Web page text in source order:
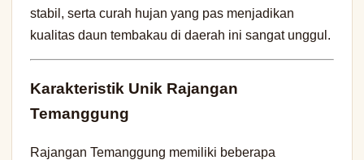
stabil, serta curah hujan yang pas menjadikan
kualitas daun tembakau di daerah ini sangat unggul.
Karakteristik Unik Rajangan
Temanggung
Rajangan Temanggung memiliki beberapa